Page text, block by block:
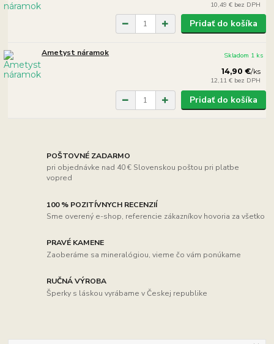
10,49 € bez DPH
Pridať do košíka
Ametyst náramok
14,90 €/ks
12,11 € bez DPH
Skladom 1 ks
Pridať do košíka
POŠTOVNÉ ZADARMO
pri objednávke nad 40 € Slovenskou poštou pri platbe
vopred
100 % POZITÍVNYCH RECENZIÍ
Sme overený e-shop, referencie zákazníkov hovoria za všetko
PRAVÉ KAMENE
Zaoberáme sa mineralógiou, vieme čo vám ponúkame
RUČNÁ VÝROBA
Šperky s láskou vyrábame v Českej republike